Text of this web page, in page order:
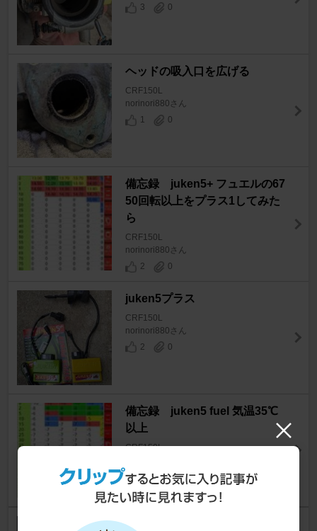
3
0
ヘッドの吸入口を広げる
CRF150L
norinori880さん
1
0
備忘録 juken5+ フュエルの67
50回転以上をプラス1してみた
ら
CRF150L
norinori880さん
2
0
juken5プラス
CRF150L
norinori880さん
2
0
備忘録 juken5 fuel 気温35℃
以上
CRF150L
3
0
備忘録 juken5++設定 アイド